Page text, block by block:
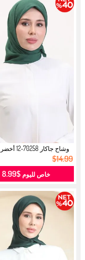
وشاح جاكار 70258-12 أخضر زمردي...
$14.99
خاص لليوم $8.99